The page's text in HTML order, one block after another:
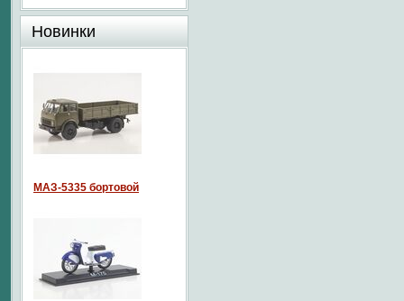
Новинки
МАЗ-5335 бортовой